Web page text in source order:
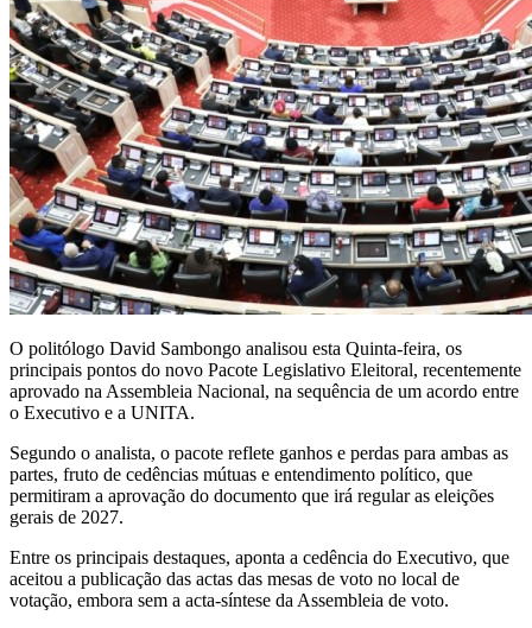
O politólogo David Sambongo analisou esta Quinta-feira, os
principais pontos do novo Pacote Legislativo Eleitoral, recentemente
aprovado na Assembleia Nacional, na sequência de um acordo entre
o Executivo e a UNITA.
Segundo o analista, o pacote reflete ganhos e perdas para ambas as
partes, fruto de cedências mútuas e entendimento político, que
permitiram a aprovação do documento que irá regular as eleições
gerais de 2027.
Entre os principais destaques, aponta a cedência do Executivo, que
aceitou a publicação das actas das mesas de voto no local de
votação, embora sem a acta-síntese da Assembleia de voto.